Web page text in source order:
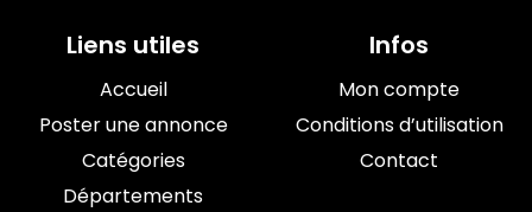
Liens utiles
Accueil
Poster une annonce
Catégories
Départements
Infos
Mon compte
Conditions d’utilisation
Contact